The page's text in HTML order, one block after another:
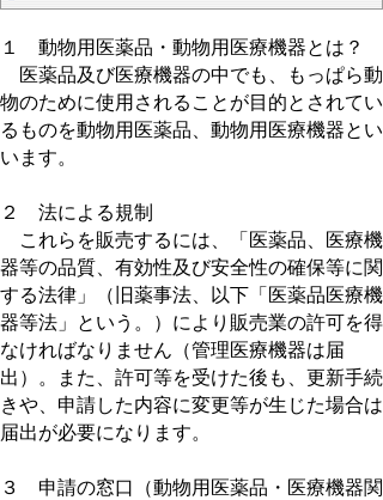
１ 動物用医薬品・動物用医療機器とは？
医薬品及び医療機器の中でも、もっぱら動
物のために使用されることが目的とされてい
るものを動物用医薬品、動物用医療機器とい
います。
２ 法による規制
これらを販売するには、「医薬品、医療機
器等の品質、有効性及び安全性の確保等に関
する法律」（旧薬事法、以下「医薬品医療機
器等法」という。）により販売業の許可を得
なければなりません（管理医療機器は届
出）。また、許可等を受けた後も、更新手続
きや、申請した内容に変更等が生じた場合は
届出が必要になります。
３ 申請の窓口（動物用医薬品・医療機器関